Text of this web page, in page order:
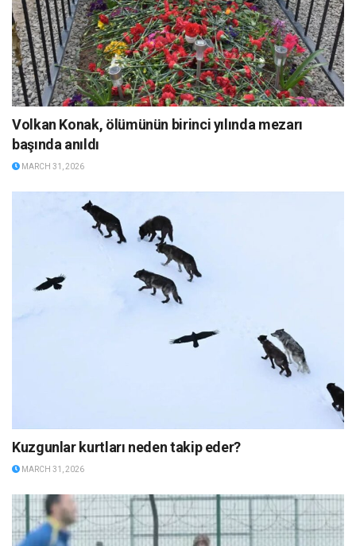
Volkan Konak, ölümünün birinci yılında mezarı
başında anıldı
MARCH 31, 2026
Kuzgunlar kurtları neden takip eder?
MARCH 31, 2026